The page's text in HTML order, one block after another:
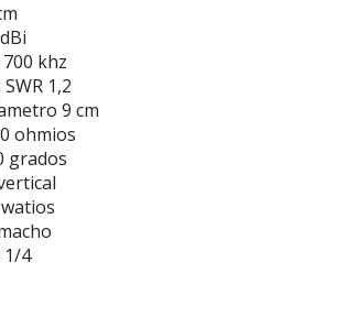
khz
1,2
9 cm
ohmios
grados
1/4